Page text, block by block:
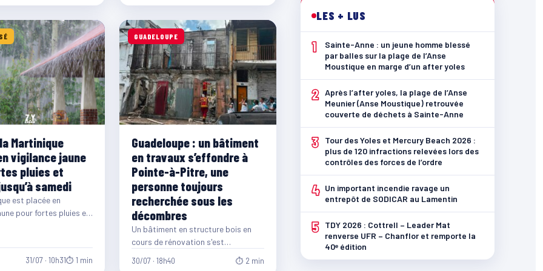
Martinique
vigilance jaune
pluies et
samedi
est placée en
pour fortes pluies et
31/07 · 10h31⏱ 1 min
GUADELOUPE
Guadeloupe : un bâtiment
en travaux s’effondre à
Pointe-à-Pitre, une
personne toujours
recherchée sous les
décombres
Un bâtiment en structure bois en
cours de rénovation s'est
partiellement effondré ce jeudi 30
juillet, en début…
30/07 · 18h40 ⏱ 2 min
LES + LUS
1
Sainte-Anne : un jeune homme blessé
par balles sur la plage de l’Anse
Moustique en marge d’un after yoles
2 Après l’after yoles, la plage de l’Anse
Meunier (Anse Moustique) retrouvée
couverte de déchets à Sainte-Anne
3
Tour des Yoles et Mercury Beach 2026 :
plus de 120 infractions relevées lors des
contrôles des forces de l’ordre
4 Un important incendie ravage un
entrepôt de SODICAR au Lamentin
5
TDY 2026 : Cottrell – Leader Mat
renverse UFR – Chanflor et remporte la
40ᵉ édition